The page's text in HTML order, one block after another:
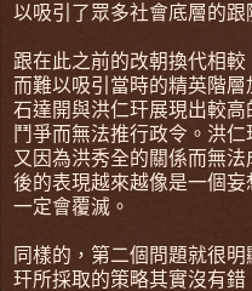
以吸引了眾多社會底層的跟
跟在此之前的改朝換代相
而難以吸引當時的精英階
石達開與洪仁玕展現出較
鬥爭而無法推行政令。洪
又因為洪秀全的關係而無
後的表現越來越像是一個
一定會覆滅。
同樣的，第二個問題就很
玕所採取的策略其實沒有錯